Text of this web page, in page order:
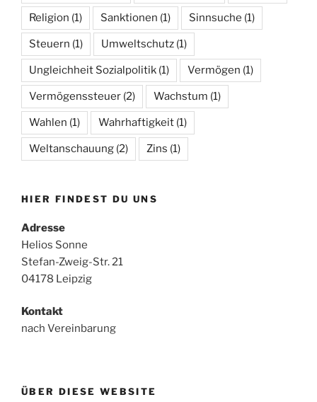
Religion (1) Sanktionen (1) Sinnsuche (1)
Steuern (1) Umweltschutz (1)
Ungleichheit Sozialpolitik (1) Vermögen (1)
Vermögenssteuer (2) Wachstum (1)
Wahlen (1) Wahrhaftigkeit (1)
Weltanschauung (2) Zins (1)
HIER FINDEST DU UNS
Adresse
Helios Sonne
Stefan-Zweig-Str. 21
04178 Leipzig
Kontakt
nach Vereinbarung
ÜBER DIESE WEBSITE